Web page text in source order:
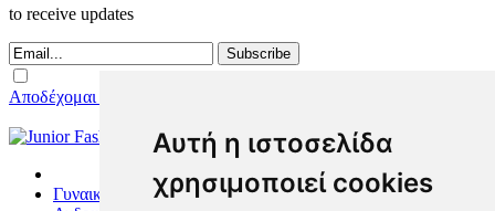
Αυτή η ιστοσελίδα
χρησιμοποιεί cookies
to receive updates
Subscribe
Αποδέχομαι τους Όρους Χρήσης
Γυναικεία